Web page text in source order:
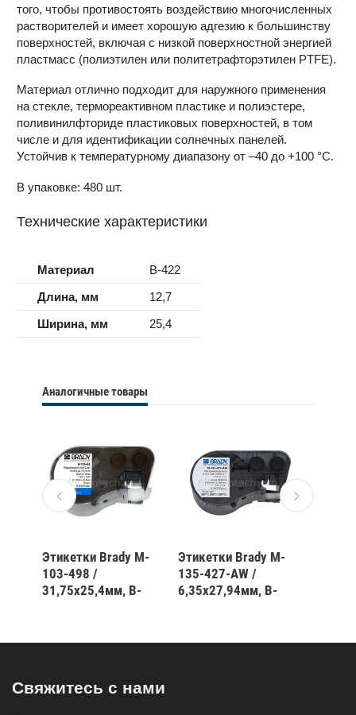
того, чтобы противостоять воздействию многочисленных
растворителей и имеет хорошую адгезию к большинству
поверхностей, включая с низкой поверхностной энергией
пластмасс (полиэтилен или политетрафторэтилен PTFE).
Материал отлично подходит для наружного применения
на стекле, термореактивном пластике и полиэстере,
поливинилфториде пластиковых поверхностей, в том
числе и для идентификации солнечных панелей.
Устойчив к температурному диапазону от –40 до +100 °С.
В упаковке: 480 шт.
Технические характеристики
Материал
B-422
Длина, мм
12,7
Ширина, мм
25,4
Аналогичные товары
Этикетки Brady M-
103-498 /
31,75x25,4мм, B-
Этикетки Brady M-
135-427-AW /
6,35x27,94мм, B-
Свяжитесь с нами